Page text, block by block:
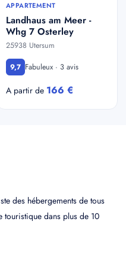
APPARTEMENT
Landhaus am Meer -
Whg 7 Osterley
25938 Utersum
9,7 Fabuleux · 3 avis
A partir de 166 €
des hébergements de tous
touristique dans plus de 10